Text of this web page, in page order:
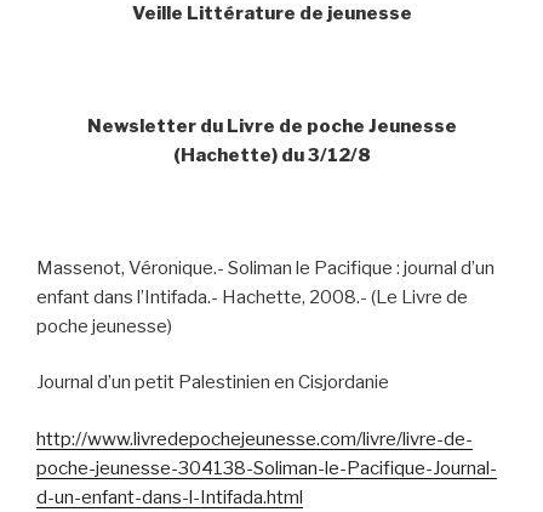
Veille Littérature de jeunesse
Newsletter du Livre de poche Jeunesse
(Hachette) du 3/12/8
Massenot, Véronique.- Soliman le Pacifique : journal d’un
enfant dans l’Intifada.- Hachette, 2008.- (Le Livre de
poche jeunesse)
Journal d’un petit Palestinien en Cisjordanie
http://www.livredepochejeunesse.com/livre/livre-de-
poche-jeunesse-304138-Soliman-le-Pacifique-Journal-
d-un-enfant-dans-l-Intifada.html